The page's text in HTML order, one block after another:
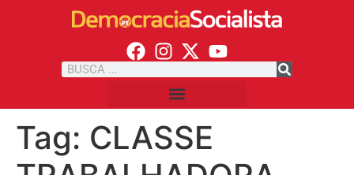
Tag: CLASSE